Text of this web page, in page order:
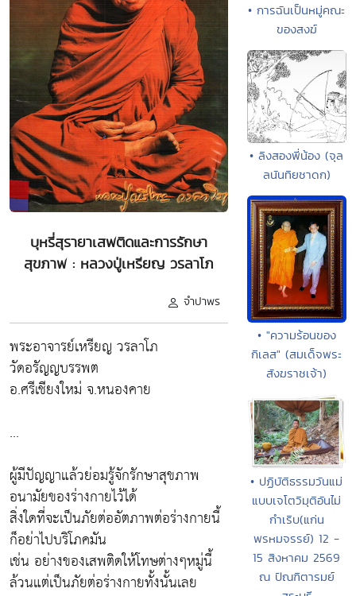
บุหรี่สุรายาเสพติดและการรักษา
สุขภาพ : หลวงปู่เหรียญ วรลาโภ
จำปาพร
พระอาจารย์เหรียญ วรลาโภ
วัดอรัญญบรรพต
อ.ศรีเชียงใหม่ จ.หนองคาย
...
ผู้มีปัญญาแล้วย่อมรู้จักรักษาสุขภาพ
อนามัยของร่างกายไว้ได้
สิ่งใดที่จะเป็นภัยต่ออัตภาพต่อร่างกายนี้
ก็อย่าไปบริโภคมัน
เช่น อย่างของเสพติดให้โทษต่างๆหมู่นี้
ล้วนแต่เป็นภัยต่อร่างกายทั้งนั้นเลย
• การฉันเป็นหมู่คณะ
ของสงฆ์
• ลิงสองพี่น้อง (จุล
ลนันทิยชาดก)
• "ความร้อนของ
กิเลส" (สมเด็จพระ
สังฆราชเจ้า)
• ปฏิบัติธรรมวันแม่
แบบเจโตวิมุติอันไม่
กำเริบ(แก่น
พรหมจรรย์) 12 -
15 สิงหาคม 2569
ณ ปัณฑิตารมย์